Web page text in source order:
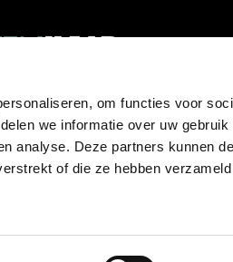
om functies voor
we informatie over uw gebruik
analyse. Deze partners kunnen
of die ze hebben
- Theme ByDMWSx Plus+ -RSS-feed